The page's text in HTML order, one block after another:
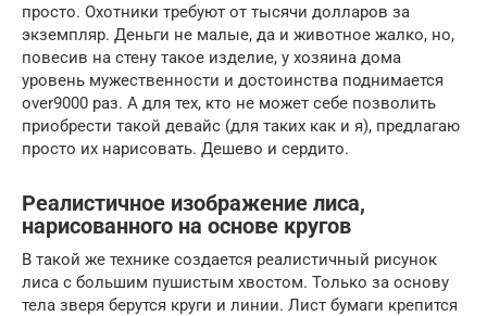
просто. Охотники требуют от тысячи долларов за
экземпляр. Деньги не малые, да и животное жалко, но,
повесив на стену такое изделие, у хозяина дома
уровень мужественности и достоинства поднимается
over9000 раз. А для тех, кто не может себе позволить
приобрести такой девайс (для таких как и я), предлагаю
просто их нарисовать. Дешево и сердито.
Реалистичное изображение лиса,
нарисованного на основе кругов
В такой же технике создается реалистичный рисунок
лиса с большим пушистым хвостом. Только за основу
тела зверя берутся круги и линии. Лист бумаги крепится